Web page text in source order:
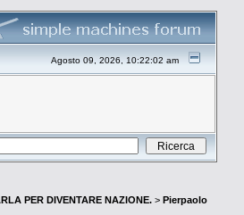
Agosto 09, 2026, 10:22:02 am
PER DIVENTARE NAZIONE. > Pierpaolo